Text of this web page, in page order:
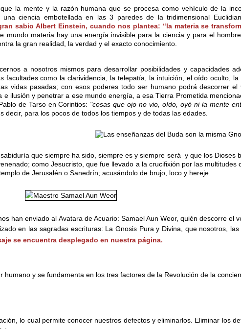
la mente y la razón humana que se procesa como vehículo de la
una ciencia embotellada en las 3 paredes de la tridimensional
sabio Albert Einstein, cuando nos plantea: “la materia se
mundo materia hay una energía invisible para la ciencia y para el
la gran realidad, la verdad y el exacto conocimiento.
a nosotros mismos para desarrollar posibilidades y capacidades
facultades como la clarividencia, la telepatía, la intuición, el oído oculto,
vidas pasadas; con esos poderes todo ser humano podrá descorrer
e ilusión y penetrar a ese mundo energía, a esa Tierra Prometida
de Tarso en Corintios: "cosas que ojo no vio, oído, oyó ni la mente
decir, para los pocos de todos los tiempos y de todas las edades.
que siempre ha sido, siempre es y siempre será y que los Dioses
como Jesucristo, que fue llevado a la crucifixión por las
de Jerusalén o Sanedrín; acusándolo de brujo, loco y hereje.
han enviado al Avatara de Acuario: Samael Aun Weor, quién descorre el
en las sagradas escrituras: La Gnosis Pura y Divina, que nosotros,
se encuentra desplegado en nuestra página.
y se fundamenta en los tres factores de la Revolución de la
lo cual permite conocer nuestros defectos y eliminarlos. Eliminar los